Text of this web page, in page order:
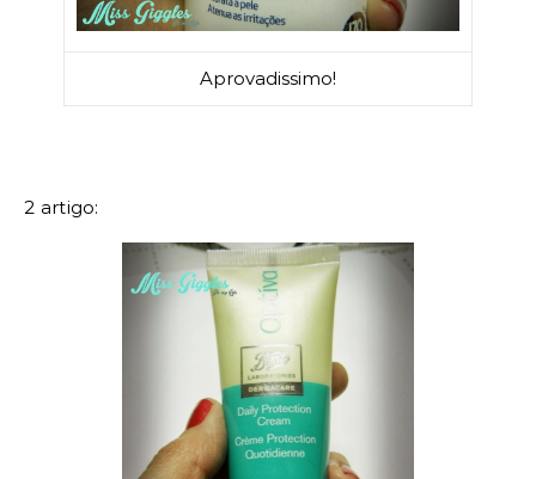
Aprovadissimo!
2 artigo: